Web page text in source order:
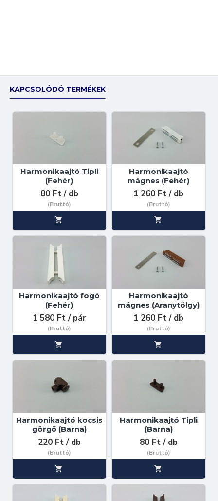
KAPCSOLÓDÓ TERMÉKEK
Harmonikaajtó Tipli
(Fehér)
80 Ft / db
(Bruttó)
Harmonikaajtó
mágnes (Fehér)
1 260 Ft / db
(Bruttó)
Harmonikaajtó fogó
(Fehér)
1 580 Ft / pár
(Bruttó)
Harmonikaajtó
mágnes (Aranytölgy)
1 260 Ft / db
(Bruttó)
Harmonikaajtó kocsis
görgő (Barna)
220 Ft / db
(Bruttó)
Harmonikaajtó Tipli
(Barna)
80 Ft / db
(Bruttó)